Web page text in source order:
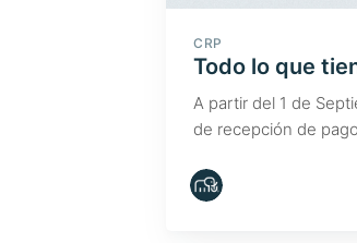
CRP
Todo lo que
A partir del 1 de
de recepción de